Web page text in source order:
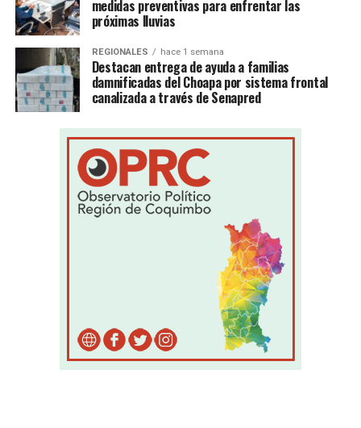
medidas preventivas para enfrentar las
próximas lluvias
REGIONALES hace 1 semana
Destacan entrega de ayuda a familias
damnificadas del Choapa por sistema frontal
canalizada a través de Senapred